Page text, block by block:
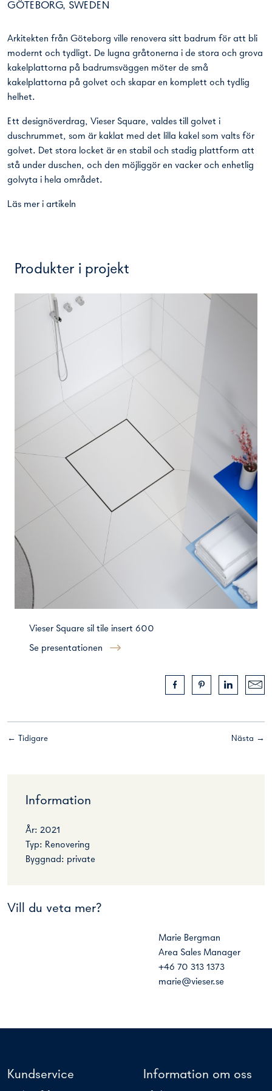
GÖTEBORG, SWEDEN
Arkitekten från Göteborg ville renovera sitt badrum för att bli
modernt och tydligt. De lugna gråtonerna i de stora och grova
kakelplattorna på badrumsväggen möter de små
kakelplattorna på golvet och skapar en komplett och tydlig
helhet.
Ett designöverdrag, Vieser Square, valdes till golvet i
duschrummet, som är kaklat med det lilla kakel som valts för
golvet. Det stora locket är en stabil och stadig plattform att
stå under duschen, och den möjliggör en vacker och enhetlig
golvyta i hela området.
Läs mer i artikeln
Produkter i projekt
Vieser Square sil tile insert 600
Se presentationen
Nästa →
← Tidigare
Information
År: 2021
Typ: Renovering
Byggnad: private
Vill du veta mer?
Marie Bergman
Area Sales Manager
+46 70 313 1373
marie@vieser.se
Kundservice Information om oss